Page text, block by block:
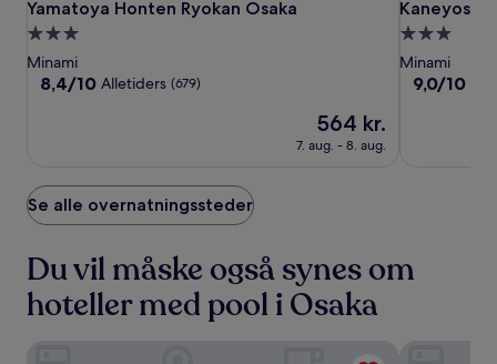
Yamatoya
Honten
Ryokan
Osaka
Yamatoya
Honten
Ryokan
Osaka
Yamatoya Honten Ryokan Osaka
Yamatoya Honten Ryokan Osaka
3.0-
stjernet
overnatningssted
Minami
8.4
8,4/10 Alletiders (679)
Prisen
564 kr.
564 kr.
7. aug. - 8. aug.
Kaneyoshi
Ryokan
Kaneyoshi
Kaneyoshi
3.0-
stjernet
Minami
9.0
9,0/10
Se alle overnatningssteder
Du vil måske også synes om
hoteller med pool i Osaka
Swissotel Nankai Osaka APA Hotel